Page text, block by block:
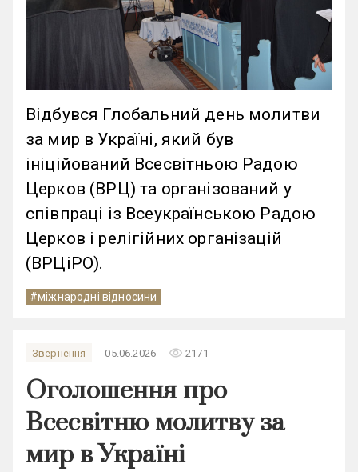
Відбувся Глобальний день молитви
за мир в Україні, який був
ініційований Всесвітньою Радою
Церков (ВРЦ) та організований у
співпраці із Всеукраїнською Радою
Церков і релігійних організацій
(ВРЦіРО).
#міжнародні відносини
Звернення 05.06.2026 remove_red_eye 2171
Оголошення про
Всесвітню молитву за
мир в Україні